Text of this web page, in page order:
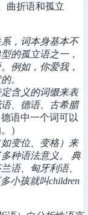
曲折语和孤立
，词本身基本不
的孤立语之一，
例如，你爱我，
。
含义的词缀来表
、德语、古希腊
语中一个词可以
）
变位、变格）来
种语法意义。 典
语、匈牙利语、
小孩就叫children